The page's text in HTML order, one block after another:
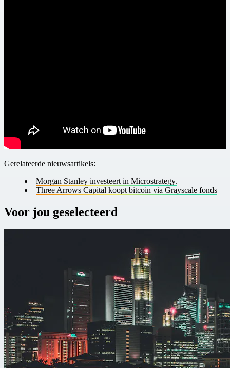
Gerelateerde nieuwsartikels:
Morgan Stanley investeert in Microstrategy.
Three Arrows Capital koopt bitcoin via Grayscale fonds
Voor jou geselecteerd